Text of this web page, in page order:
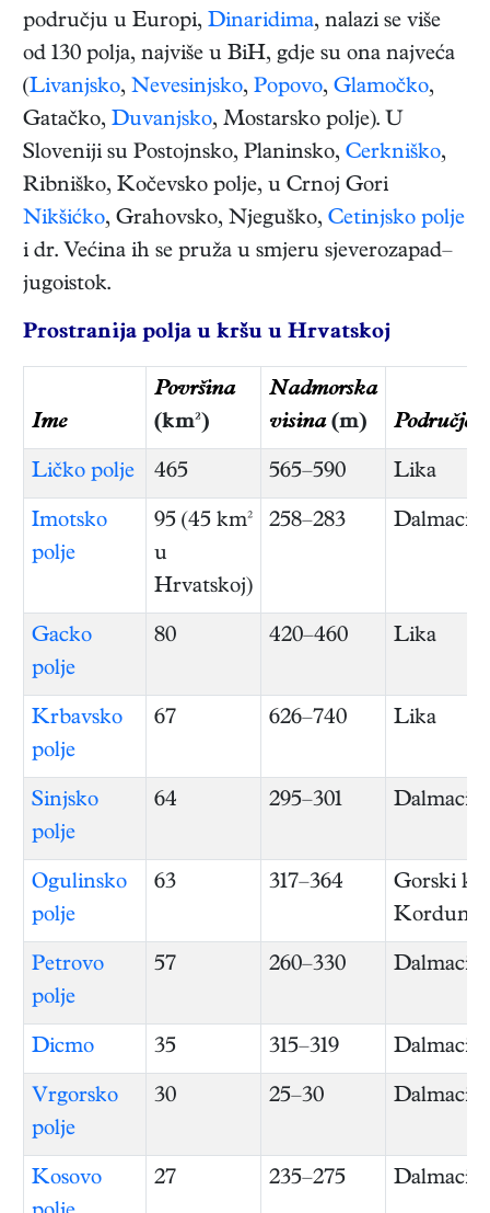
području u Europi, Dinaridima, nalazi se više
od 130 polja, najviše u BiH, gdje su ona najveća
(Livanjsko, Nevesinjsko, Popovo, Glamočko,
Gatačko, Duvanjsko, Mostarsko polje). U
Sloveniji su Postojnsko, Planinsko, Cerkniško,
Ribniško, Kočevsko polje, u Crnoj Gori
Nikšićko, Grahovsko, Njeguško, Cetinjsko polje
i dr. Većina ih se pruža u smjeru sjeverozapad–
jugoistok.
Prostranija polja u kršu u Hrvatskoj
Ime
Površina
(km²)
Nadmorska
visina(m) Područje
Ličko polje 465 565–590 Lika
Imotsko
polje
95 (45 km²
u
Hrvatskoj)
258–283
Gacko
polje
80 420–460 Lika
Krbavsko
polje
67 626–740 Lika
Sinjsko
polje
64 295–301 Dalmacija
Ogulinsko
polje
63 317–364
Gorski
Kordun
Petrovo
polje
57 260–330 Dalmacija
Dicmo 35 315–319 Dalmacija
Vrgorsko
polje
30 25–30 Dalmacija
Kosovo
27 235–275 Dalmacija